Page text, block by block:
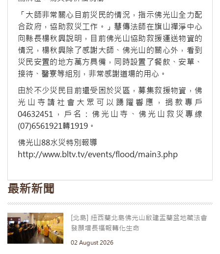
「大師非常關心目前災民的情況，指示佛光山全力配
合政府，協助救災工作。」慧傳法師在旗山禪淨中心
向縣長楊秋興說明，目前佛光山協助救援運送物資的
情況，楊秋興除了感謝大師、佛光山的關心外，看到
災民安置的地方萬方具備，同時設置了餐飲、安單、
接待、醫寮等組別，非常感謝道場的用心。
由於不少災民目前還受困於災區，募集救援物資，佛
光山寺請社會大眾可以踴躍響應，捐款專戶
04632451，戶名：佛光山寺、佛光山救災專線
(07)6561921轉1919。
佛光山88水災特別報導
http://www.bltv.tv/events/flood/main3.php
最新新聞
[北島] 紐西蘭北島佛光山啟建盂蘭盆地藏法會
發願增長福報轉化生命
02 August 2026